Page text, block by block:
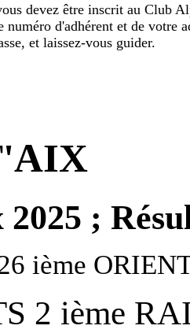
devez être inscrit au Club
numéro d'adhérent et de votre
et laissez-vous guider.
;
ième
2 ième